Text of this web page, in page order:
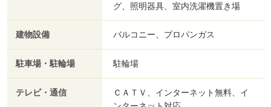
グ、照明器具、室内洗濯機置き場
建物設備 バルコニー、プロパンガス
駐車場・駐輪場 駐輪場
テレビ・通信
ＣＡＴＶ、インターネット無料、イ